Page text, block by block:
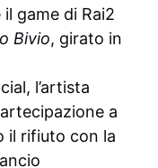
il game di Rai2
Bivio, girato in
l’artista
a
il rifiuto con la